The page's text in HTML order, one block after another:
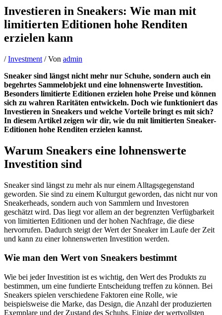
Investieren in Sneakers: Wie man mit
limitierten Editionen hohe Renditen
erzielen kann
/Investment / Von admin
Sneaker sind längst nicht mehr nur Schuhe, sondern auch ein
begehrtes Sammelobjekt und eine lohnenswerte Investition.
Besonders limitierte Editionen erzielen hohe Preise und können
sich zu wahren Raritäten entwickeln. Doch wie funktioniert das
Investieren in Sneakers und welche Vorteile bringt es mit sich?
In diesem Artikel zeigen wir dir, wie du mit limitierten Sneaker-
Editionen hohe Renditen erzielen kannst.
Warum Sneakers eine lohnenswerte
Investition sind
Sneaker sind längst zu mehr als nur einem Alltagsgegenstand
geworden. Sie sind zu einem Kulturgut geworden, das nicht nur von
Sneakerheads, sondern auch von Sammlern und Investoren
geschätzt wird. Das liegt vor allem an der begrenzten Verfügbarkeit
von limitierten Editionen und der hohen Nachfrage, die diese
hervorrufen. Dadurch steigt der Wert der Sneaker im Laufe der Zeit
und kann zu einer lohnenswerten Investition werden.
Wie man den Wert von Sneakers bestimmt
Wie bei jeder Investition ist es wichtig, den Wert des Produkts zu
bestimmen, um eine fundierte Entscheidung treffen zu können. Bei
Sneakers spielen verschiedene Faktoren eine Rolle, wie
beispielsweise die Marke, das Design, die Anzahl der produzierten
Exemplare und der Zustand des Schuhs. Einige der wertvollsten